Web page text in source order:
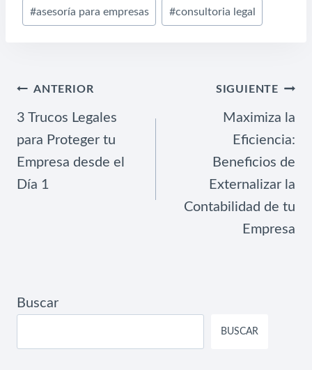
la#asesoría para empresas #consultoria legal
NAVEGACIÓN
ENTRADAS
ANTERIOR
3 Trucos Legales
para Proteger tu
Empresa desde el
Día 1
SIGUIENTE
Maximiza la
Eficiencia:
Beneficios de
Externalizar la
Contabilidad de tu
Empresa
Buscar
BUSCAR